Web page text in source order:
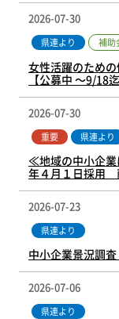
2026-07-30
県連より 補助
女性活躍のため
【公募中 ～9/18迄
2026-07-30
重要 県連より
≪地域の中小企
年４月１日採用
2026-07-23
県連より
中小企業景況調
2026-07-06
県連より